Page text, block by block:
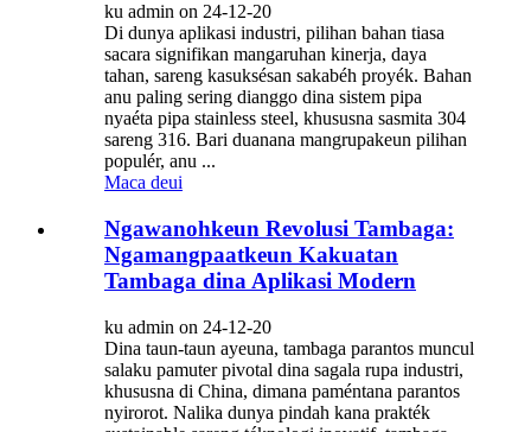
ku admin on 24-12-20
Di dunya aplikasi industri, pilihan bahan tiasa
sacara signifikan mangaruhan kinerja, daya
tahan, sareng kasuksésan sakabéh proyék. Bahan
anu paling sering dianggo dina sistem pipa
nyaéta pipa stainless steel, khususna sasmita 304
sareng 316. Bari duanana mangrupakeun pilihan
populér, anu ...
Maca deui
Ngawanohkeun Revolusi Tambaga:
Ngamangpaatkeun Kakuatan
Tambaga dina Aplikasi Modern
ku admin on 24-12-20
Dina taun-taun ayeuna, tambaga parantos muncul
salaku pamuter pivotal dina sagala rupa industri,
khususna di China, dimana paméntana parantos
nyirorot. Nalika dunya pindah kana prakték